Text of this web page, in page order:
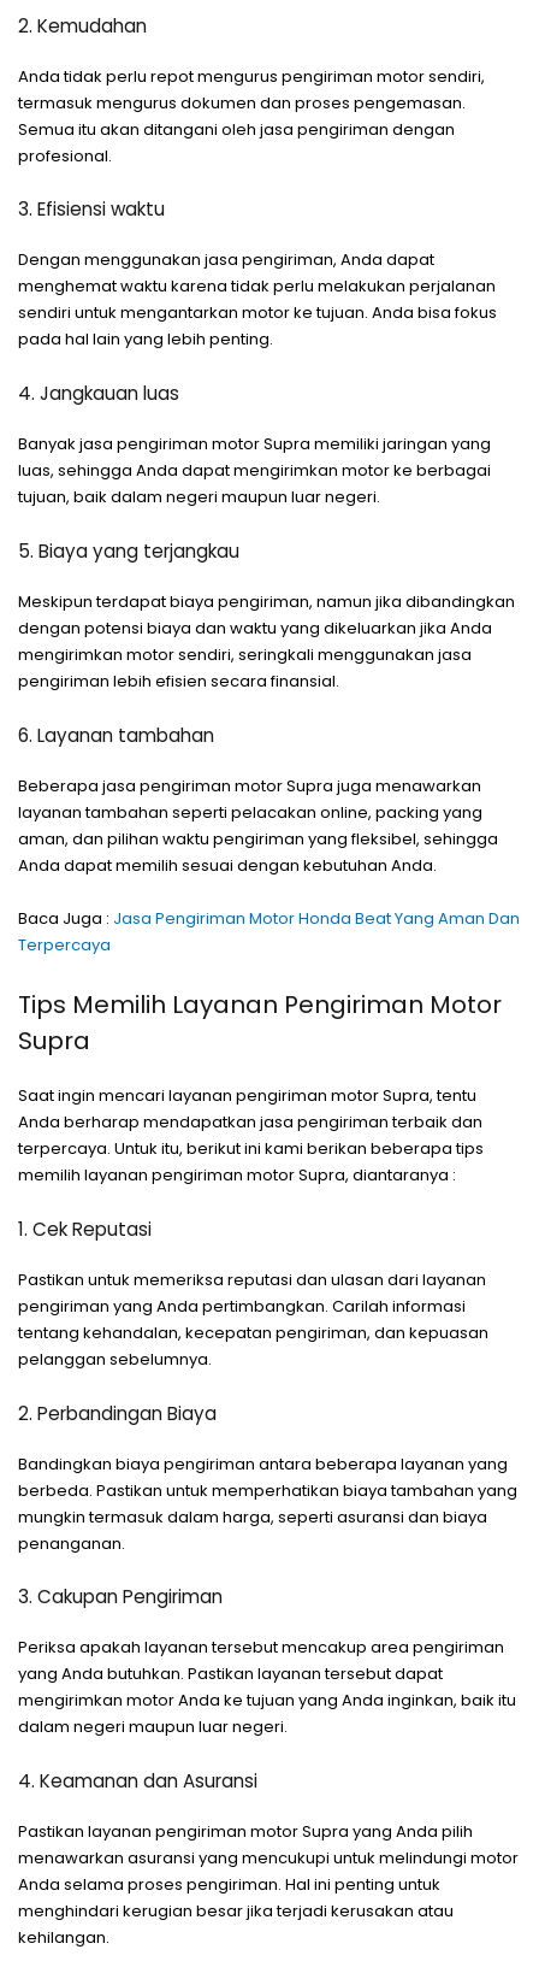
2. Kemudahan
Anda tidak perlu repot mengurus pengiriman motor sendiri,
termasuk mengurus dokumen dan proses pengemasan.
Semua itu akan ditangani oleh jasa pengiriman dengan
profesional.
3. Efisiensi waktu
Dengan menggunakan jasa pengiriman, Anda dapat
menghemat waktu karena tidak perlu melakukan perjalanan
sendiri untuk mengantarkan motor ke tujuan. Anda bisa fokus
pada hal lain yang lebih penting.
4. Jangkauan luas
Banyak jasa pengiriman motor Supra memiliki jaringan yang
luas, sehingga Anda dapat mengirimkan motor ke berbagai
tujuan, baik dalam negeri maupun luar negeri.
5. Biaya yang terjangkau
Meskipun terdapat biaya pengiriman, namun jika dibandingkan
dengan potensi biaya dan waktu yang dikeluarkan jika Anda
mengirimkan motor sendiri, seringkali menggunakan jasa
pengiriman lebih efisien secara finansial.
6. Layanan tambahan
Beberapa jasa pengiriman motor Supra juga menawarkan
layanan tambahan seperti pelacakan online, packing yang
aman, dan pilihan waktu pengiriman yang fleksibel, sehingga
Anda dapat memilih sesuai dengan kebutuhan Anda.
Baca Juga : Jasa Pengiriman Motor Honda Beat Yang Aman Dan
Terpercaya
Tips Memilih Layanan Pengiriman Motor
Supra
Saat ingin mencari layanan pengiriman motor Supra, tentu
Anda berharap mendapatkan jasa pengiriman terbaik dan
terpercaya. Untuk itu, berikut ini kami berikan beberapa tips
memilih layanan pengiriman motor Supra, diantaranya :
1. Cek Reputasi
Pastikan untuk memeriksa reputasi dan ulasan dari layanan
pengiriman yang Anda pertimbangkan. Carilah informasi
tentang kehandalan, kecepatan pengiriman, dan kepuasan
pelanggan sebelumnya.
2. Perbandingan Biaya
Bandingkan biaya pengiriman antara beberapa layanan yang
berbeda. Pastikan untuk memperhatikan biaya tambahan yang
mungkin termasuk dalam harga, seperti asuransi dan biaya
penanganan.
3. Cakupan Pengiriman
Periksa apakah layanan tersebut mencakup area pengiriman
yang Anda butuhkan. Pastikan layanan tersebut dapat
mengirimkan motor Anda ke tujuan yang Anda inginkan, baik itu
dalam negeri maupun luar negeri.
4. Keamanan dan Asuransi
Pastikan layanan pengiriman motor Supra yang Anda pilih
menawarkan asuransi yang mencukupi untuk melindungi motor
Anda selama proses pengiriman. Hal ini penting untuk
menghindari kerugian besar jika terjadi kerusakan atau
kehilangan.